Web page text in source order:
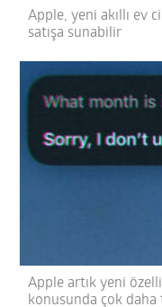
Apple, yeni akıllı ev
satışa sunabilir
Apple artık yeni
konusunda çok